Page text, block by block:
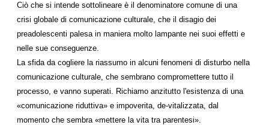
Ciò che si intende sottolineare è il denominatore comune di una
crisi globale di comunicazione culturale, che il disagio dei
preadolescenti palesa in maniera molto lampante nei suoi effetti e
nelle sue conseguenze.
La sfida da cogliere la riassumo in alcuni fenomeni di disturbo nella
comunicazione culturale, che sembrano compromettere tutto il
processo, e vanno superati. Richiamo anzitutto l'esistenza di una
«comunicazione riduttiva» e impoverita, de-vitalizzata, dal
momento che sembra «mettere la vita tra parentesi».